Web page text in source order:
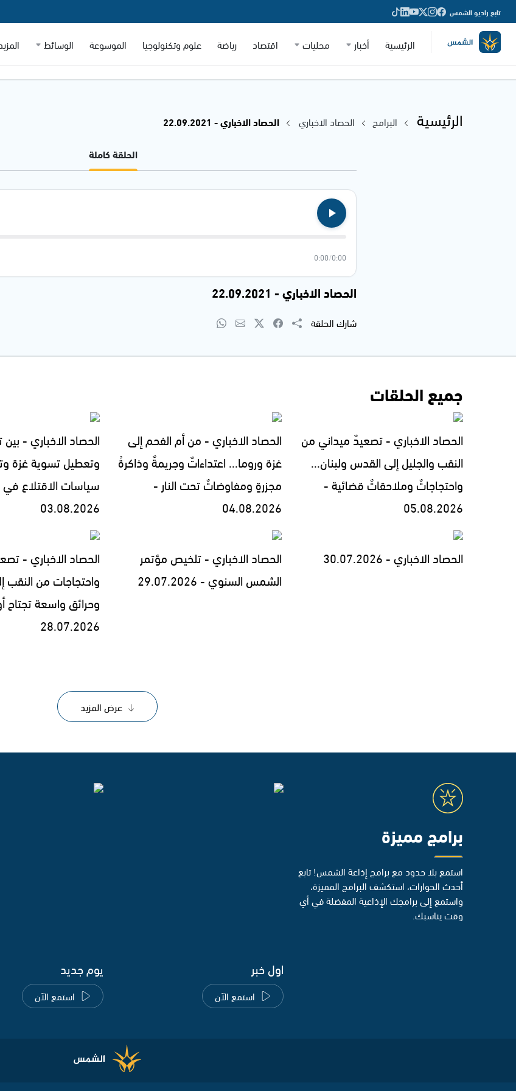
تابع راديو الشمس
الرئيسية أخبار محليات اقتصاد رياضة علوم وتكنولوجيا الموسوعة الوسائط
الرئيسية البرامج الحصاد الاخباري
الحصاد الاخباري - 22.09.2021
الحلقة كاملة
0:00
/
0:00
الحصاد الاخباري - 22.09.2021
شارك الحلقة
جميع الحلقات
الحصاد الاخباري - تصعيدٌ ميداني من
النقب والجليل إلى القدس ولبنان...
واحتجاجاتٌ وملاحقاتٌ قضائية -
05.08.2026
الحصاد الاخباري - من أم الفحم إلى
غزة وروما... اعتداءاتٌ وجريمةٌ وذاكرةُ
مجزرةٍ ومفاوضاتٌ تحت النار -
04.08.2026
الحصاد الاخباري - بين
وتعطيل تسوية غزة
سياسات الاقتلاع
03.08.2026
الحصاد الاخباري - 30.07.2026
الحصاد الاخباري - تلخيص مؤتمر
الشمس السنوي - 29.07.2026
الحصاد الاخباري -
واحتجاجات من النقب
وحرائق واسعة تجتاح
28.07.2026
عرض المزيد
برامج مميزة
استمع بلا حدود مع برامج إذاعة الشمس! تابع
أحدث الحوارات، استكشف البرامج المميزة،
واستمع إلى برامجك الإذاعية المفضلة في أي
وقت يناسبك.
اول خبر
استمع الآن
يوم جديد
استمع الآن